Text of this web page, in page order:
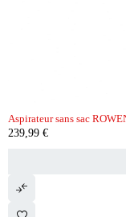
Aspirateur sans sac
239,99 €